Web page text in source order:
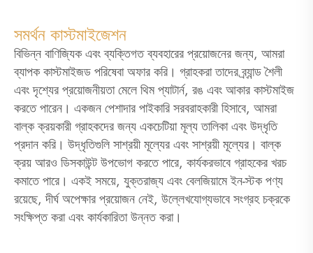
সমর্থন কাস্টমাইজেশন
বিভিন্ন বাণিজ্যিক এবং ব্যক্তিগত ব্যবহারের প্রয়োজনের জন্য, আমরা
ব্যাপক কাস্টমাইজড পরিষেবা অফার করি। গ্রাহকরা তাদের ব্র্যান্ড শৈলী
এবং দৃশ্যের প্রয়োজনীয়তা মেলে থিম প্যাটার্ন, রঙ এবং আকার কাস্টমাইজ
করতে পারেন। একজন পেশাদার পাইকারি সরবরাহকারী হিসাবে, আমরা
বাল্ক ক্রয়কারী গ্রাহকদের জন্য একচেটিয়া মূল্য তালিকা এবং উদ্ধৃতি
প্রদান করি। উদ্ধৃতিগুলি সাশ্রয়ী মূল্যের এবং সাশ্রয়ী মূল্যের। বাল্ক
ক্রয় আরও ডিসকাউন্ট উপভোগ করতে পারে, কার্যকরভাবে গ্রাহকের খরচ
কমাতে পারে। একই সময়ে, যুক্তরাজ্য এবং বেলজিয়ামে ইন-স্টক পণ্য
রয়েছে, দীর্ঘ অপেক্ষার প্রয়োজন নেই, উল্লেখযোগ্যভাবে সংগ্রহ চক্রকে
সংক্ষিপ্ত করা এবং কার্যকারিতা উন্নত করা।